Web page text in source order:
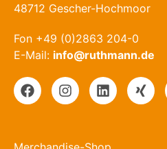
48712 Gescher-Hochmoor
Fon +49 (0)2863 204-0
E-Mail: info@ruthmann.de